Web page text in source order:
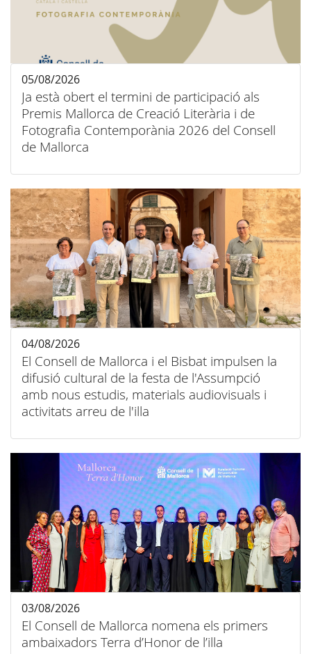
Ja està obert el termini de participació als
Premis Mallorca de Creació Literària i de
Fotografia Contemporània 2026 del Consell
de Mallorca
05/08/2026
El Consell de Mallorca i el Bisbat impulsen la
difusió cultural de la festa de l'Assumpció
amb nous estudis, materials audiovisuals i
activitats arreu de l'illa
04/08/2026
El Consell de Mallorca nomena els primers
ambaixadors Terra d’Honor de l’illa
03/08/2026